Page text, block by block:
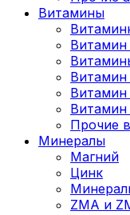
Витамины
Витамин
Витамин
Витамин
Прочие
Минералы
Магний
Цинк
ZMA и